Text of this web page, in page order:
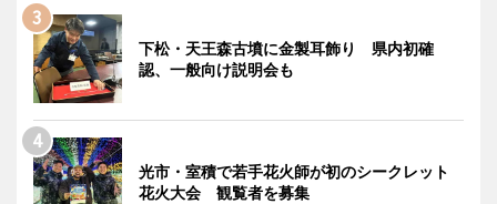
下松・天王森古墳に金製耳飾り 県内初確
認、一般向け説明会も
光市・室積で若手花火師が初のシークレット
花火大会 観覧者を募集